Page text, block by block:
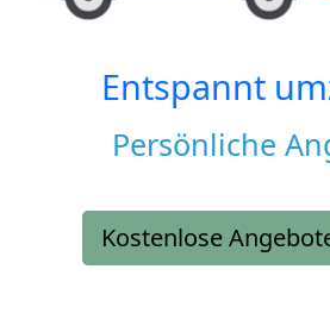
Entspannt
Persönliche
Kostenlose